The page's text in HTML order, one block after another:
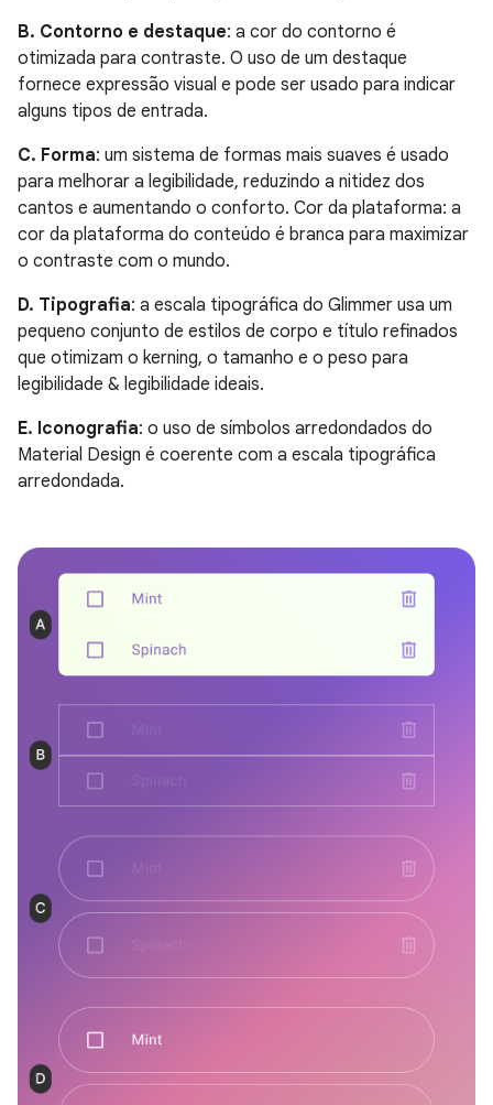
B. Contorno e destaque: a cor do contorno é
otimizada para contraste. O uso de um destaque
fornece expressão visual e pode ser usado para indicar
alguns tipos de entrada.
C. Forma: um sistema de formas mais suaves é usado
para melhorar a legibilidade, reduzindo a nitidez dos
cantos e aumentando o conforto. Cor da plataforma: a
cor da plataforma do conteúdo é branca para maximizar
o contraste com o mundo.
D. Tipografia: a escala tipográfica do Glimmer usa um
pequeno conjunto de estilos de corpo e título refinados
que otimizam o kerning, o tamanho e o peso para
legibilidade & legibilidade ideais.
E. Iconografia: o uso de símbolos arredondados do
Material Design é coerente com a escala tipográfica
arredondada.